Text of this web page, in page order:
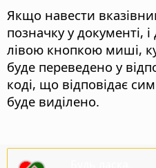
Якщо навести
позначку у документі,
лівою кнопкою миші,
буде переведено у
коді, що відповідає
буде виділено.